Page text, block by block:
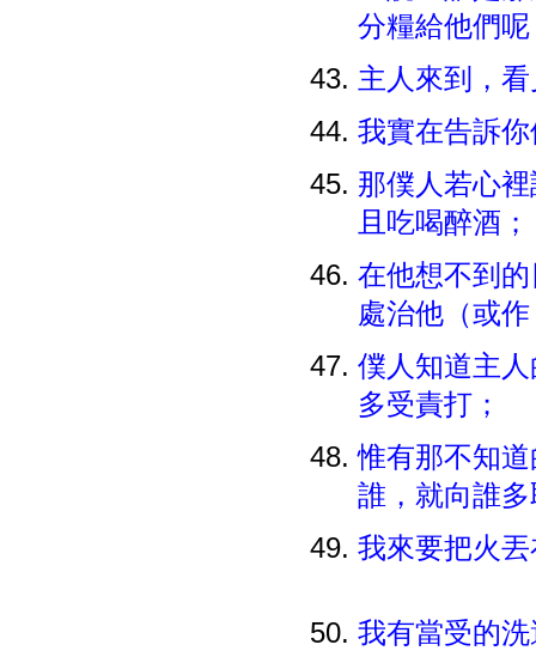
分糧給他們
主人來到，
我實在告訴
那僕人若心
且吃喝醉酒
在他想不到
處治他（或
僕人知道主
多受責打；
惟有那不知
誰，就向誰
我來要把火
我有當受的